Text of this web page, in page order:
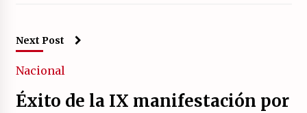
Next Post
Nacional
Éxito de la IX manifestación por